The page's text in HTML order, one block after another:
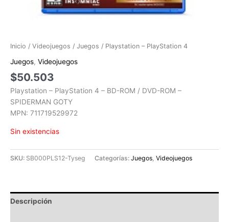
Inicio / Videojuegos / Juegos / Playstation – PlayStation 4
Juegos, Videojuegos
$50.503
Playstation – PlayStation 4 – BD-ROM / DVD-ROM –
SPIDERMAN GOTY
MPN: 711719529972
Sin existencias
SKU: SB000PLS12-Tyseg Categorías: Juegos, Videojuegos
Descripción